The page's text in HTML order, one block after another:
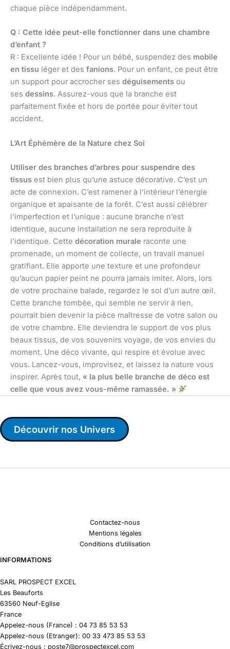
chaque pièce indépendamment.
Q : Cette idée peut-elle fonctionner dans une chambre
d’enfant ?
R : Excellente idée ! Pour un bébé, suspendez des mobile
en tissu léger et des fanions. Pour un enfant, ce peut être
un support pour accrocher ses déguisements ou
ses dessins. Assurez-vous que la branche est
parfaitement fixée et hors de portée pour éviter tout
accident.
L’Art Éphémère de la Nature chez Soi
Utiliser des branches d’arbres pour suspendre des
tissus est bien plus qu’une astuce décorative. C’est un
acte de connexion. C’est ramener à l’intérieur l’énergie
organique et apaisante de la forêt. C’est aussi célébrer
l’imperfection et l’unique : aucune branche n’est
identique, aucune installation ne sera reproduite à
l’identique. Cette décoration murale raconte une
promenade, un moment de collecte, un travail manuel
gratifiant. Elle apporte une texture et une profondeur
qu’aucun papier peint ne pourra jamais imiter. Alors, lors
de votre prochaine balade, regardez le sol d’un autre œil.
Cette branche tombée, qui semble ne servir à rien,
pourrait bien devenir la pièce maîtresse de votre salon ou
de votre chambre. Elle deviendra le support de vos plus
beaux tissus, de vos souvenirs voyage, de vos envies du
moment. Une déco vivante, qui respire et évolue avec
vous. Lancez-vous, improvisez, et laissez la nature vous
inspirer. Après tout, « la plus belle branche de déco est
celle que vous avez vous-même ramassée. »
Découvrir nos Univers
Contactez-nous
Mentions légales
Conditions d’utilisation
INFORMATIONS
SARL PROSPECT EXCEL
Les Beauforts
63560 Neuf-Eglise
France
Appelez-nous (France) : 04 73 85 53 53
Appelez-nous (Etranger): 00 33 473 85 53 53
Écrivez-nous : poste7@prospectexcel.com